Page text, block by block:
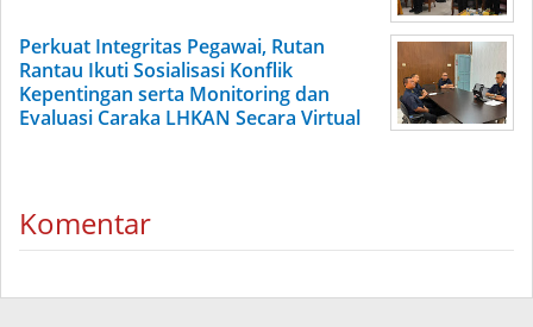
Perkuat Integritas Pegawai, Rutan
Rantau Ikuti Sosialisasi Konflik
Kepentingan serta Monitoring dan
Evaluasi Caraka LHKAN Secara Virtual
Komentar